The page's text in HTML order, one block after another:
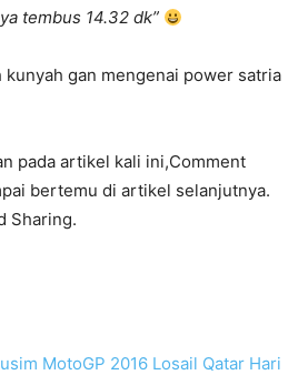
tembus 14.32 dk”
kunyah gan mengenai power satria
pada artikel kali ini,Comment
bertemu di artikel selanjutnya.
Sharing.
MotoGP 2016 Losail Qatar Hari